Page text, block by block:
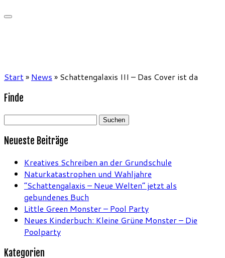
Start» News » Schattengalaxis III – Das Cover ist da
Finde
Suchen
Neueste Beiträge
Kreatives Schreiben an der Grundschule
Naturkatastrophen und Wahljahre
“Schattengalaxis – Neue Welten” jetzt als
gebundenes Buch
Little Green Monster – Pool Party
Neues Kinderbuch: Kleine Grüne Monster – Die
Poolparty
Kategorien